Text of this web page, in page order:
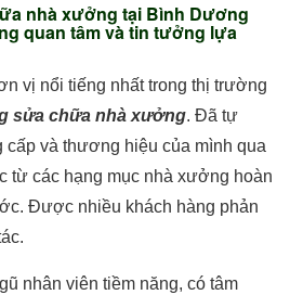
nhà xưởng tại Bình Dương
quan tâm và tin tưởng lựa
vị nổi tiếng nhất trong thị trường
sửa chữa nhà xưởng. Đã tự
và thương hiệu của mình qua
từ các hạng mục nhà xưởng hoàn
Được nhiều khách hàng phản
nhân viên tiềm năng, có tâm